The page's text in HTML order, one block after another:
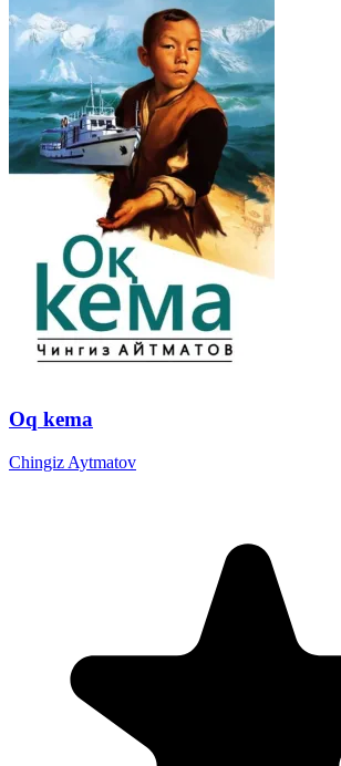
Oq kema
Chingiz Aytmatov